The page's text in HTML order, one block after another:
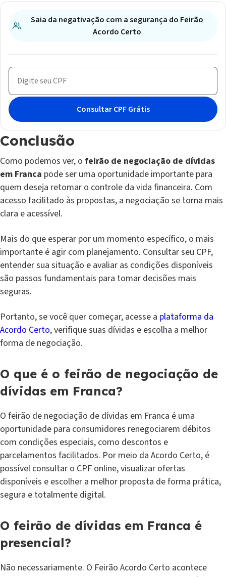
Saia da negativação com a segurança do Feirão
Acordo Certo
Conclusão
Como podemos ver, o feirão de negociação de dívidas
em Franca pode ser uma oportunidade importante para
quem deseja retomar o controle da vida financeira. Com
acesso facilitado às propostas, a negociação se torna mais
clara e acessível.
Mais do que esperar por um momento específico, o mais
importante é agir com planejamento. Consultar seu CPF,
entender sua situação e avaliar as condições disponíveis
são passos fundamentais para tomar decisões mais
seguras.
Portanto, se você quer começar, acesse a plataforma da
Acordo Certo, verifique suas dívidas e escolha a melhor
forma de negociação.
O que é o feirão de negociação de
dívidas em Franca?
O feirão de negociação de dívidas em Franca é uma
oportunidade para consumidores renegociarem débitos
com condições especiais, como descontos e
parcelamentos facilitados. Por meio da Acordo Certo, é
possível consultar o CPF online, visualizar ofertas
disponíveis e escolher a melhor proposta de forma prática,
segura e totalmente digital.
O feirão de dívidas em Franca é
presencial?
Não necessariamente. O Feirão Acordo Certo acontece